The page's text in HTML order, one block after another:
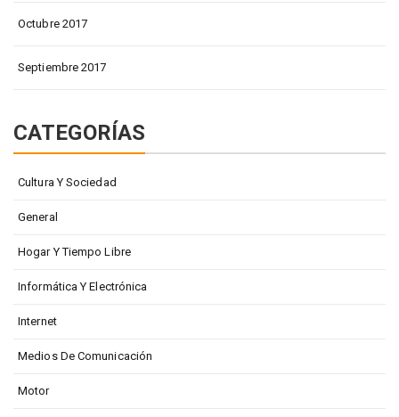
Octubre 2017
Septiembre 2017
CATEGORÍAS
Cultura Y Sociedad
General
Hogar Y Tiempo Libre
Informática Y Electrónica
Internet
Medios De Comunicación
Motor